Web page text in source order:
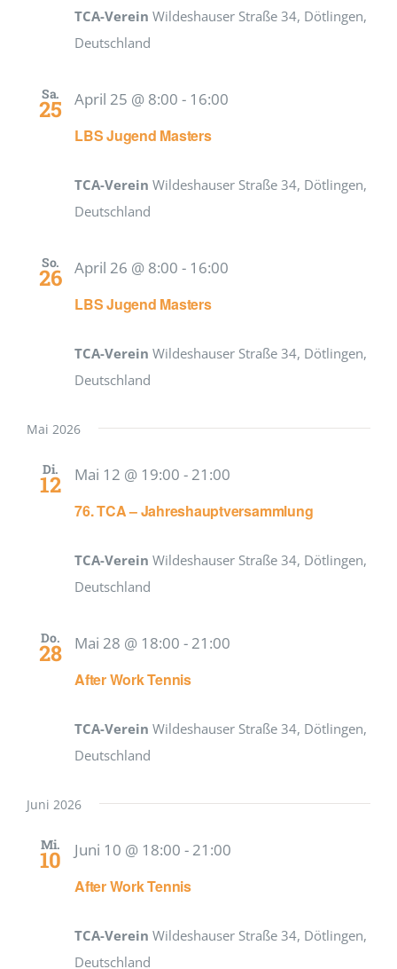
TCA-Verein Wildeshauser Straße 34, Dötlingen,
Deutschland
Sa.
25
LBS Jugend Masters
April 25 @ 8:00 - 16:00
TCA-Verein Wildeshauser Straße 34, Dötlingen,
Deutschland
So.
26
LBS Jugend Masters
April 26 @ 8:00 - 16:00
TCA-Verein Wildeshauser Straße 34, Dötlingen,
Deutschland
Mai 2026
Di.
12
76. TCA – Jahreshauptversammlung
Mai 12 @ 19:00 - 21:00
TCA-Verein Wildeshauser Straße 34, Dötlingen,
Deutschland
Do.
28
After Work Tennis
Mai 28 @ 18:00 - 21:00
TCA-Verein Wildeshauser Straße 34, Dötlingen,
Deutschland
Juni 2026
Mi.
10
After Work Tennis
Juni 10 @ 18:00 - 21:00
TCA-Verein Wildeshauser Straße 34, Dötlingen,
Deutschland